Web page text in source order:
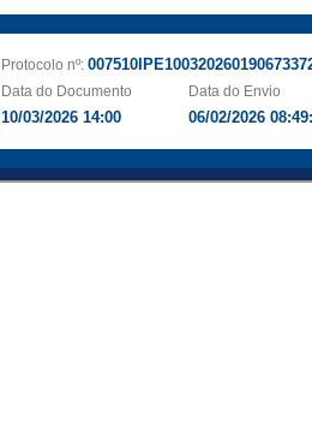
Protocolo nº:
Data do Documento
10/03/2026 14:00
Data do Envio
06/02/2026